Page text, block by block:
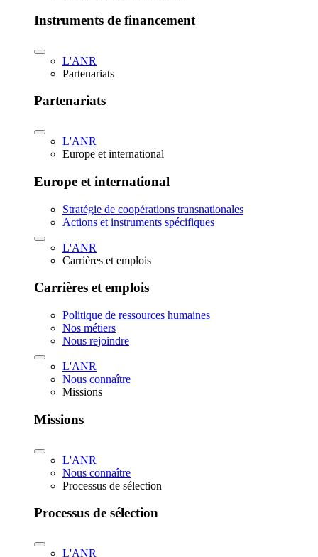
Instruments de financement
L'ANR
Partenariats
Partenariats
L'ANR
Europe et international
Europe et international
Stratégie de coopérations transnationales
Actions et instruments spécifiques
L'ANR
Carrières et emplois
Carrières et emplois
Politique de ressources humaines
Nos métiers
Nous rejoindre
L'ANR
Nous connaître
Missions
Missions
L'ANR
Nous connaître
Processus de sélection
Processus de sélection
L'ANR